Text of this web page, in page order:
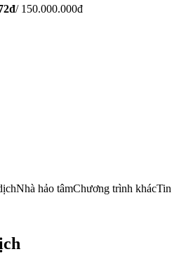
đ/ 150.000.000đ
Nhà hảo tâmChương trình khácTin